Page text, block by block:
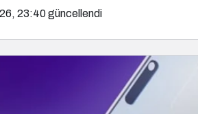
23:40güncellendi